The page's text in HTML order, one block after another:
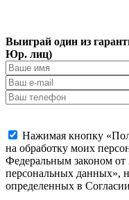
Выиграй один из
Юр. лиц)
Нажимая кнопку
на обработку моих
Федеральным законом
персональных данных»,
определенных в